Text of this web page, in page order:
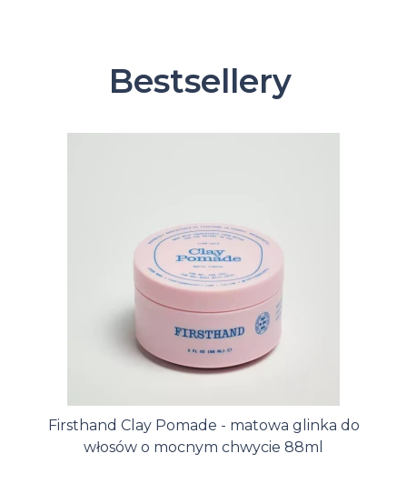
Bestsellery
Firsthand Clay Pomade - matowa glinka do
włosów o mocnym chwycie 88ml